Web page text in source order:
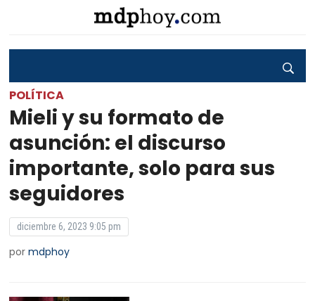
POLÍTICA
Mieli y su formato de
asunción: el discurso
importante, solo para sus
seguidores
diciembre 6, 2023 9:05 pm
pormdphoy